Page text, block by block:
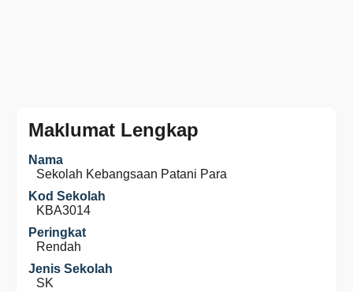
Maklumat Lengkap
Nama
Sekolah Kebangsaan Patani Para
Kod Sekolah
KBA3014
Peringkat
Rendah
Jenis Sekolah
SK